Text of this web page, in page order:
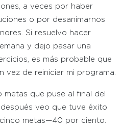
a veces por haber
o por desanimarnos
Si resuelvo hacer
y dejo pasar una
es más probable que
vez de reiniciar mi programa.
metas que puse al final del
veo que tuve éxito
metas—40 por ciento.